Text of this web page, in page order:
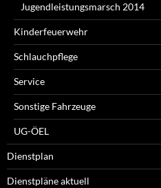
Jugendleistungsmarsch 2014
Kinderfeuerwehr
Schlauchpflege
Service
Sonstige Fahrzeuge
UG-ÖEL
Dienstplan
Dienstpläne aktuell